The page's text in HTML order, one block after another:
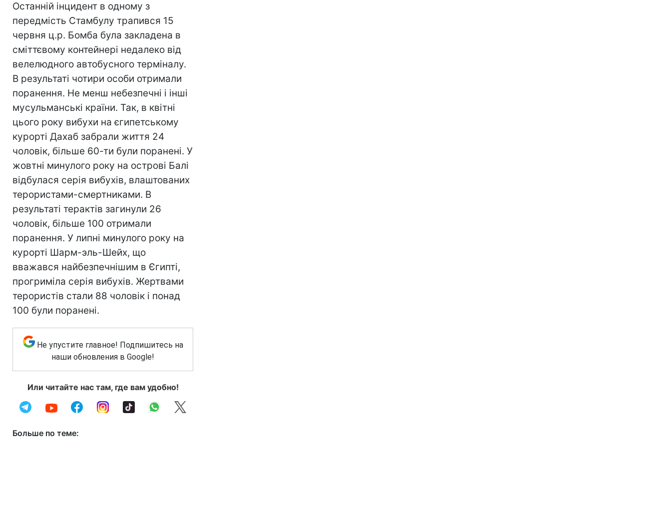
Останній інцидент в одному з
передмість Стамбулу трапився 15
червня ц.р. Бомба була закладена в
сміттєвому контейнері недалеко від
велелюдного автобусного терміналу.
В результаті чотири особи отримали
поранення. Не менш небезпечні і інші
мусульманські країни. Так, в квітні
цього року вибухи на єгипетському
курорті Дахаб забрали життя 24
чоловік, більше 60-ти були поранені. У
жовтні минулого року на острові Балі
відбулася серія вибухів, влаштованих
терористами-смертниками. В
результаті терактів загинули 26
чоловік, більше 100 отримали
поранення. У липні минулого року на
курорті Шарм-эль-Шейх, що
вважався найбезпечнішим в Єгипті,
прогриміла серія вибухів. Жертвами
терористів стали 88 чоловік і понад
100 були поранені.
Не упустите главное! Подпишитесь на
наши обновления в Google!
Или читайте нас там, где вам удобно!
Больше по теме: